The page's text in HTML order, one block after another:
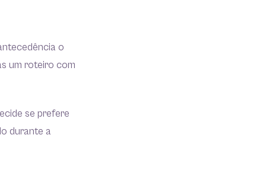
o
um roteiro com
se prefere
durante a